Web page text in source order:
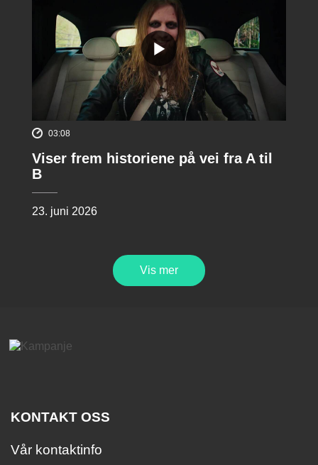
03:08
Viser frem historiene på vei fra A til
B
23. juni 2026
Vis mer
KONTAKT OSS
Vår kontaktinfo